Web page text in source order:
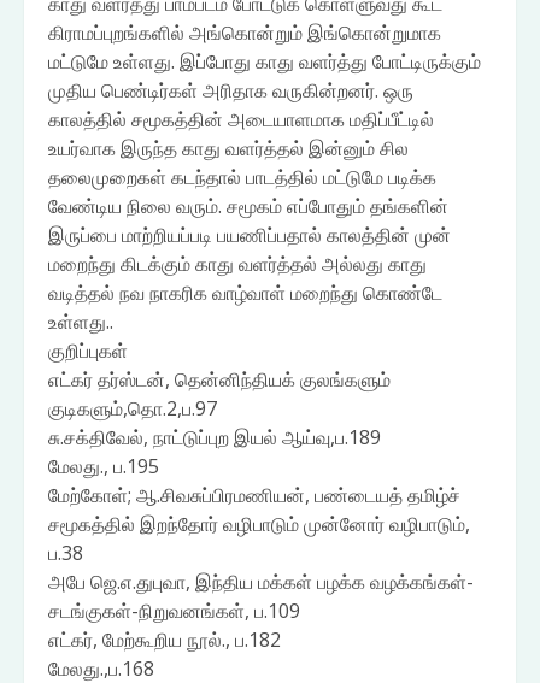
கிராமப்புறங்களில் அங்கொன்றும் இங்கொன்றுமாக
மட்டுமே உள்ளது. இப்போது காது வளர்த்து போட்டிருக்கும்
முதிய பெண்டிர்கள் அரிதாக வருகின்றனர். ஒரு
காலத்தில் சமூகத்தின் அடையாளமாக மதிப்பீட்டில்
உயர்வாக இருந்த காது வளர்த்தல் இன்னும் சில
தலைமுறைகள் கடந்தால் பாடத்தில் மட்டுமே படிக்க
வேண்டிய நிலை வரும். சமூகம் எப்போதும் தங்களின்
இருப்பை மாற்றியப்படி பயணிப்பதால் காலத்தின் முன்
மறைந்து கிடக்கும் காது வளர்த்தல் அல்லது காது
வடித்தல் நவ நாகரிக வாழ்வாள் மறைந்து கொண்டே
உள்ளது..
குறிப்புகள்
எட்கர் தர்ஸ்டன், தென்னிந்தியக் குலங்களும்
குடிகளும்,தொ.2,ப.97
சு.சக்திவேல், நாட்டுப்புற இயல் ஆய்வு,ப.189
மேலது., ப.195
மேற்கோள்; ஆ.சிவசுப்பிரமணியன், பண்டையத் தமிழ்ச்
சமூகத்தில் இறந்தோர் வழிபாடும் முன்னோர் வழிபாடும்,
ப.38
அபே ஜெ.எ.துபுவா, இந்திய மக்கள் பழக்க வழக்கங்கள்-
சடங்குகள்-நிறுவனங்கள், ப.109
எட்கர், மேற்கூறிய நூல்., ப.182
மேலது.,ப.168